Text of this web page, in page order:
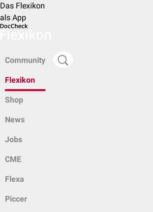
Das Flexikon
als App
Community
Flexikon
Shop
News
Jobs
CME
Flexa
Piccer